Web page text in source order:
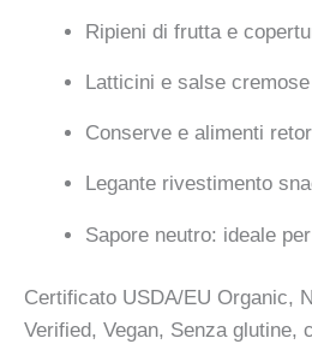
Ripieni di frutta e
Latticini e salse cremose
Conserve e alimenti
Legante rivestimento
Sapore neutro: ideale
Certificato USDA/EU Organic,
Verified, Vegan, Senza glutine,